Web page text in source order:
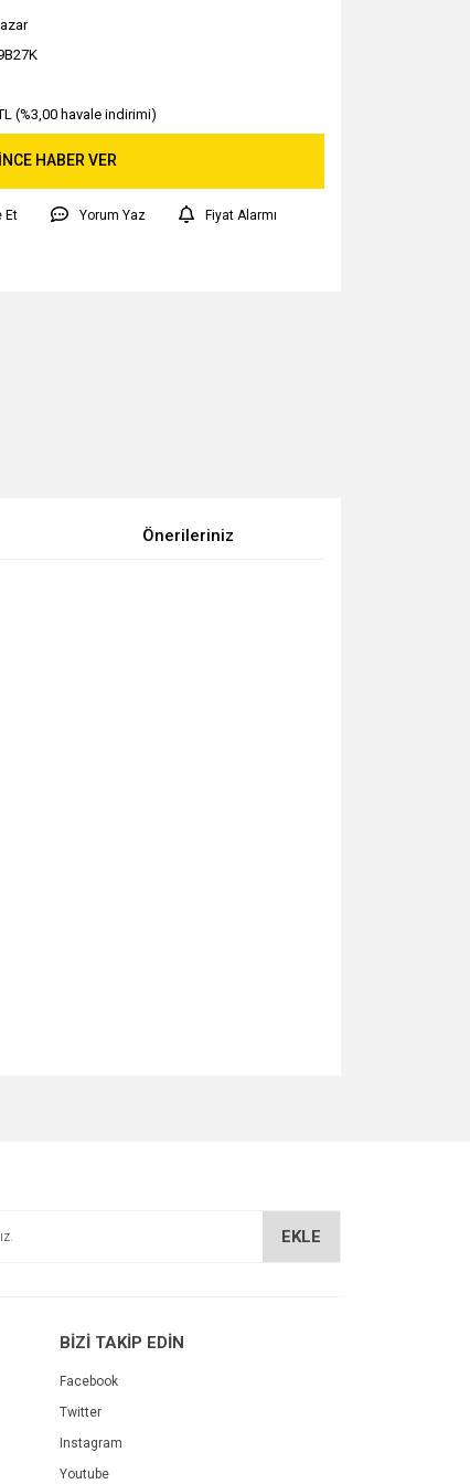
(%3,00 havale indirimi)
HABER VER
Et Yorum Yaz Fiyat Alarmı
Önerileriniz
EKLE
BİZİ TAKİP EDİN
Facebook
Twitter
Instagram
Youtube